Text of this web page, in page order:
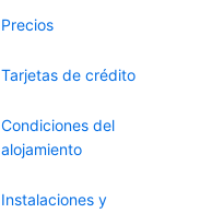
Precios
Tarjetas de crédito
Condiciones del
alojamiento
Instalaciones y